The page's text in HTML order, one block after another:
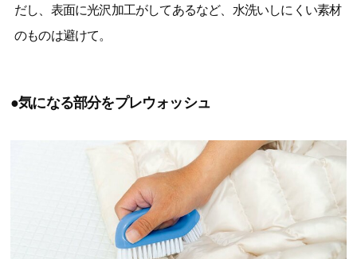
だし、表面に光沢加工がしてあるなど、水洗いしにくい素材
のものは避けて。
●気になる部分をプレウォッシュ